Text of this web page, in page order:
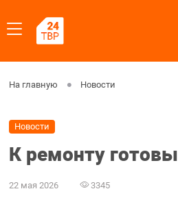
На главную Новости
Новости
К ремонту готовы
22 мая 2026 3345